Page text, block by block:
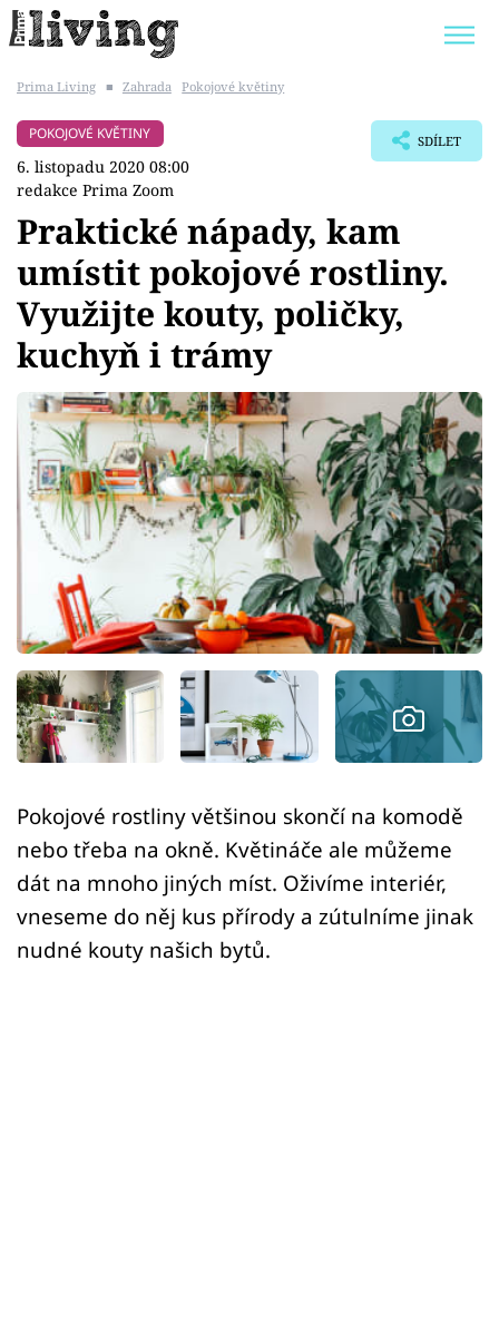
BYDLENÍ SLAVNÝCH
Témata
Bydlení
Zahrada
Design
Sledujte prima+
Přihlášení
Sledujte nás
Prima Living ■ Zahrada Pokojové květiny
POKOJOVÉ KVĚTINY
6. listopadu 2020 08:00
redakce Prima Zoom
SDÍLET
Praktické nápady, kam
umístit pokojové rostliny.
Využijte kouty, poličky,
kuchyň i trámy
Pokojové rostliny většinou skončí na komodě
nebo třeba na okně. Květináče ale můžeme
dát na mnoho jiných míst. Oživíme interiér,
vneseme do něj kus přírody a zútulníme jinak
nudné kouty našich bytů.